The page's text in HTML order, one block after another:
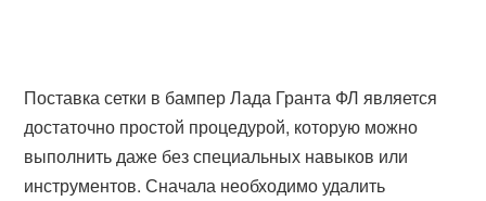
Поставка сетки в бампер Лада Гранта ФЛ является
достаточно простой процедурой, которую можно
выполнить даже без специальных навыков или
инструментов. Сначала необходимо удалить